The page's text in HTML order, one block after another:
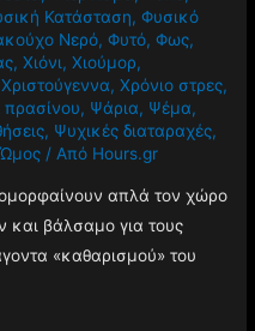
Κατάσταση,Φυσικό
Νερό,Φυτό,Φως,
,Χιόνι,Χιούμορ,
Χριστούγεννα,Χρόνιο στρες,
, Ψάρια, Ψέμα,
, Ψυχικές διαταραχές,
Ώμος / Από Hours.gr
απλά τον χώρο
και βάλσαμο για τους
«καθαρισμού» του